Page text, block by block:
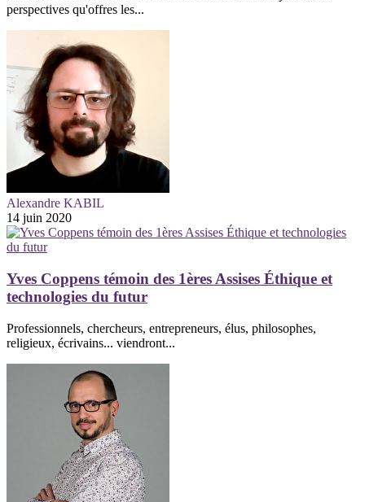
perspectives qu'offres les...
Alexandre KABIL
14 juin 2020
Yves Coppens témoin des 1ères Assises Éthique et
technologies du futur
Professionnels, chercheurs, entrepreneurs, élus, philosophes,
religieux, écrivains... viendront...